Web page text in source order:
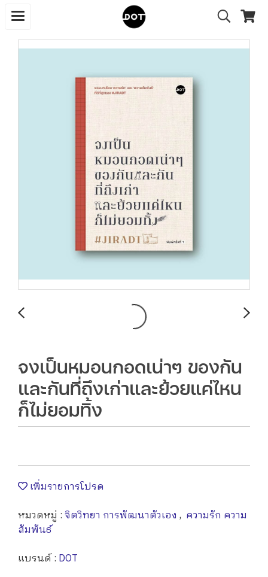
จงเป็นหมอนกอดเน่าๆ ของกัน
และกันที่ถึงเก่าและย้วยแค่ไหน
ก็ไม่ยอมทิ้ง
เพิ่มรายการโปรด
หมวดหมู่ :จิตวิทยา การพัฒนาตัวเอง , ความรัก ความ
สัมพันธ์
แบรนด์ : DOT